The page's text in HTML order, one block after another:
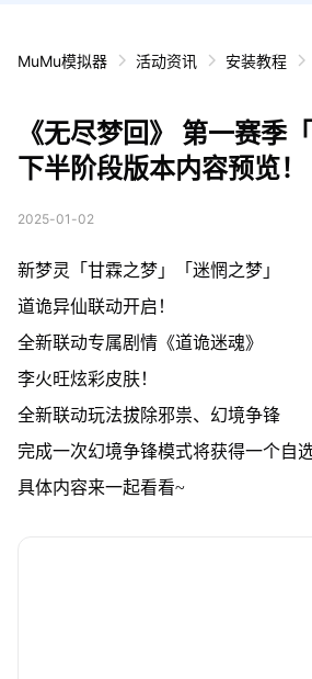
MuMu模拟器 活动资讯 安装教程
《无尽梦回》 第一赛季
下半阶段版本内容预览！
2025-01-02
新梦灵「甘霖之梦」「迷惘之梦」
道诡异仙联动开启！
全新联动专属剧情《道诡迷魂》
李火旺炫彩皮肤！
全新联动玩法拔除邪祟、幻境争锋
完成一次幻境争锋模式将获得一个自
具体内容来一起看看~